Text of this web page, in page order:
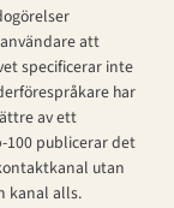
att
specificerar inte
har
av ett
100 publicerar det
utan
kanal alls.